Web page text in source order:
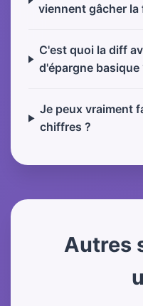
viennent gâcher la
C'est quoi la diff
d'épargne basique
Je peux vraiment
chiffres ?
Autres